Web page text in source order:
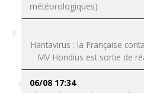
météorologiques)
Hantavirus : la Française
MV Hondius est sortie de
06/08 17:34